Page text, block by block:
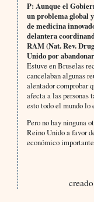
P: Aunque el
un problema global
de medicina
delantera
RAM (Nat. Rev.
Unido por
Estuve en Bruselas
cancelaban algunas
alentador comprobar
afecta a las personas
esto todo el mundo lo
Pero no hay ninguna
Reino Unido a favor
económico